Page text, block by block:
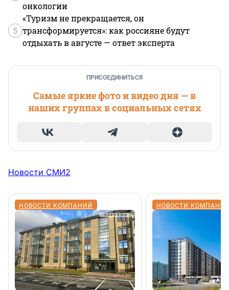
онкологии
5
«Туризм не прекращается, он
трансформируется»: как россияне будут
отдыхать в августе — ответ эксперта
ПРИСОЕДИНИТЬСЯ
Самые яркие фото и видео дня — в
наших группах в социальных сетях
Новости СМИ2
НОВОСТИ КОМПАНИЙ НОВОСТИ